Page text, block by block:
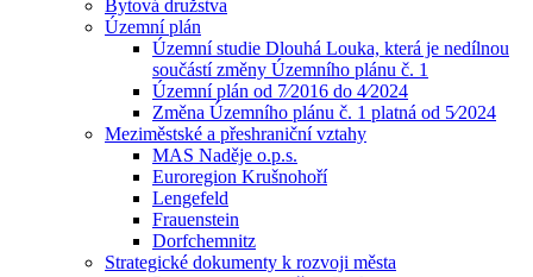
Bytová družstva
Územní plán
Územní studie Dlouhá Louka, která je nedílnou
součástí změny Územního plánu č. 1
Územní plán od 7⁄2016 do 4⁄2024
Změna Územního plánu č. 1 platná od 5⁄2024
Meziměstské a přeshraniční vztahy
MAS Naděje o.p.s.
Euroregion Krušnohoří
Lengefeld
Frauenstein
Dorfchemnitz
Strategické dokumenty k rozvoji města